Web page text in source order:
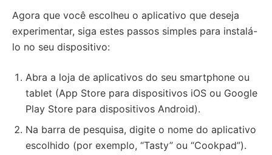
Agora que você escolheu o aplicativo que deseja
experimentar, siga estes passos simples para instalá-
lo no seu dispositivo:
Abra a loja de aplicativos do seu smartphone ou
tablet (App Store para dispositivos iOS ou Google
Play Store para dispositivos Android).
Na barra de pesquisa, digite o nome do aplicativo
escolhido (por exemplo, “Tasty” ou “Cookpad”).